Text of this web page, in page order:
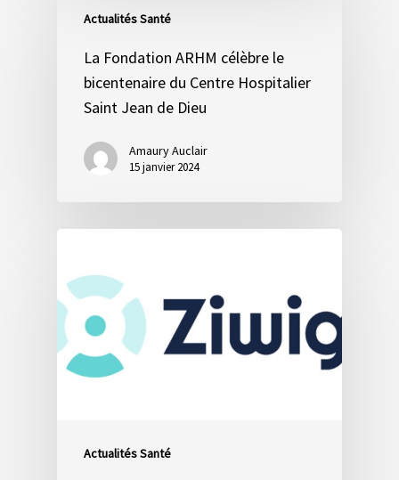
Actualités Santé
La Fondation ARHM célèbre le
bicentenaire du Centre Hospitalier
Saint Jean de Dieu
Amaury Auclair
15 janvier 2024
Actualités Santé